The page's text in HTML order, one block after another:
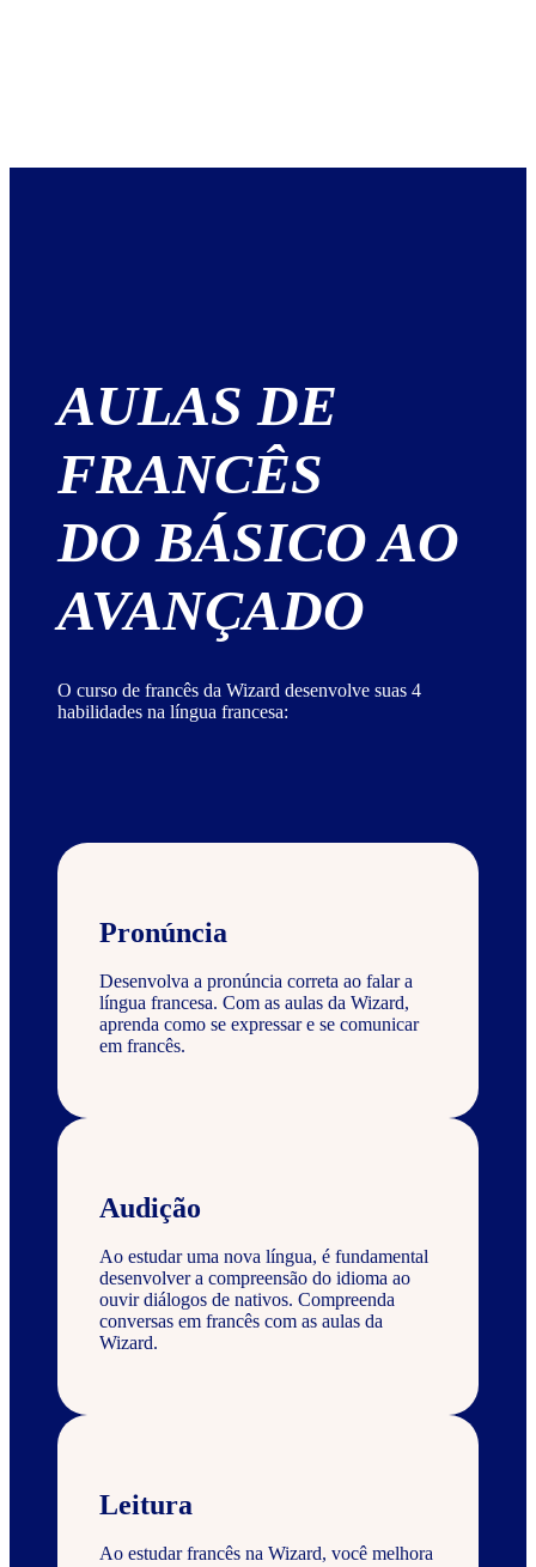
AULAS DE
FRANCÊS
DO BÁSICO AO
AVANÇADO
O curso de francês da Wizard desenvolve suas 4
habilidades na língua francesa:
Pronúncia
Desenvolva a pronúncia correta ao falar a
língua francesa. Com as aulas da Wizard,
aprenda como se expressar e se comunicar
em francês.
Audição
Ao estudar uma nova língua, é fundamental
desenvolver a compreensão do idioma ao
ouvir diálogos de nativos. Compreenda
conversas em francês com as aulas da
Wizard.
Leitura
Ao estudar francês na Wizard, você melhora